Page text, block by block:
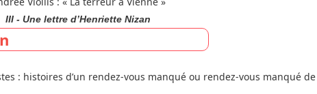
III - Une lettre d’Henriette Nizan
: histoires d’un rendez-vous manqué ou rendez-vous manqué de